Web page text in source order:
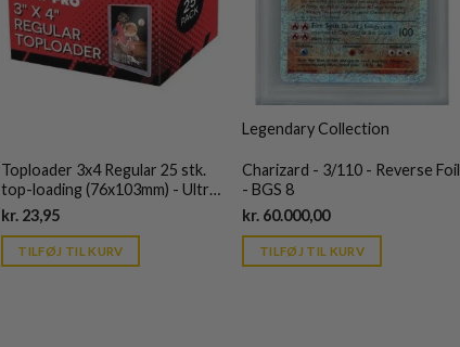
Toploader 3x4 Regular 25 stk.
top-loading (76x103mm) - Ultra
Pro
kr.23,95Current
is:
kr. 39,95.
TILFØJ TIL KURV
Legendary Collection
Charizard - 3/110 - Reverse Foil
- BGS 8
kr. 60.000,00Current
is:
kr. 39,95.
TILFØJ TIL KURV